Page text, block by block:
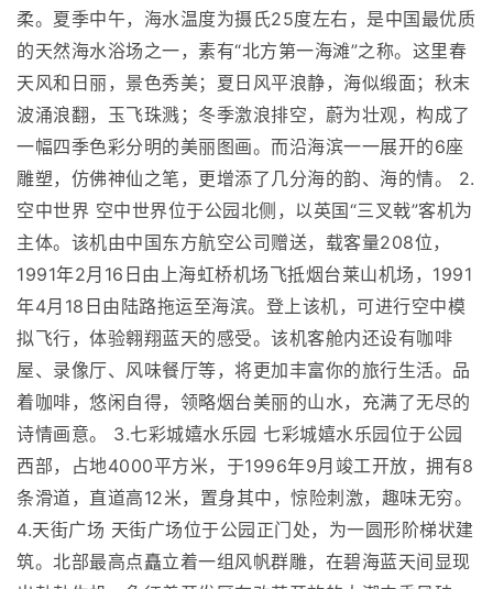
柔。夏季中午，海水温度为摄氏25度左右，是中国最优质
的天然海水浴场之一，素有“北方第一海滩”之称。这里春
天风和日丽，景色秀美；夏日风平浪静，海似缎面；秋末
波涌浪翻，玉飞珠溅；冬季激浪排空，蔚为壮观，构成了
一幅四季色彩分明的美丽图画。而沿海滨一一展开的6座
雕塑，仿佛神仙之笔，更增添了几分海的韵、海的情。 2.
空中世界 空中世界位于公园北侧，以英国“三叉戟”客机为
主体。该机由中国东方航空公司赠送，载客量208位，
1991年2月16日由上海虹桥机场飞抵烟台莱山机场，1991
年4月18日由陆路拖运至海滨。登上该机，可进行空中模
拟飞行，体验翱翔蓝天的感受。该机客舱内还设有咖啡
屋、录像厅、风味餐厅等，将更加丰富你的旅行生活。品
着咖啡，悠闲自得，领略烟台美丽的山水，充满了无尽的
诗情画意。 3.七彩城嬉水乐园 七彩城嬉水乐园位于公园
西部，占地4000平方米，于1996年9月竣工开放，拥有8
条滑道，直道高12米，置身其中，惊险刺激，趣味无穷。
4.天街广场 天街广场位于公园正门处，为一圆形阶梯状建
筑。北部最高点矗立着一组风帆群雕，在碧海蓝天间显现